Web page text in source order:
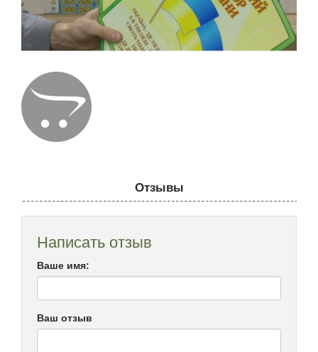
Отзывы
Написать отзыв
Ваше имя:
Ваш отзыв